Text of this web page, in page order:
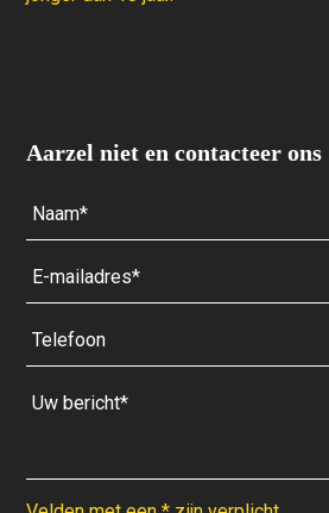
Aarzel niet en contacteer ons